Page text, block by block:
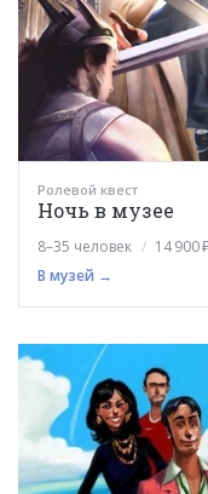
Ролевой квест
Ночь в музее
8–35 человек
14 900
В музей →